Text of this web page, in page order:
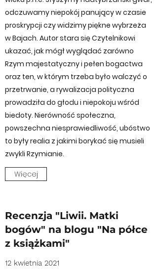
odczuwamy niepokój panujący w czasie
proskrypcji czy widzimy piękne wybrzeża
w Bajach. Autor stara się Czytelnikowi
ukazać, jak mógł wyglądać zarówno
Rzym majestatyczny i pełen bogactwa
oraz ten, w którym trzeba było walczyć o
przetrwanie, a rywalizacja polityczna
prowadziła do głodu i niepokoju wśród
biedoty. Nierówność społeczna,
powszechna niesprawiedliwość, ubóstwo
to były realia z jakimi borykać się musieli
zwykli Rzymianie.
Więcej
Recenzja "Liwii. Matki
bogów" na blogu "Na półce
z książkami"
12 kwietnia 2021